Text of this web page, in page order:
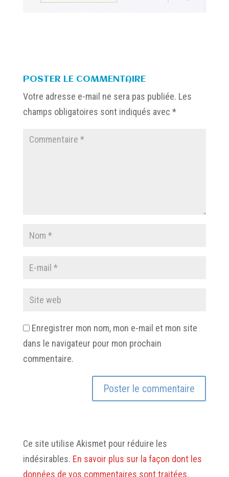
POSTER LE COMMENTAIRE
Votre adresse e-mail ne sera pas publiée. Les
champs obligatoires sont indiqués avec *
Enregistrer mon nom, mon e-mail et mon site
dans le navigateur pour mon prochain
commentaire.
Ce site utilise Akismet pour réduire les
indésirables. En savoir plus sur la façon dont les
données de vos commentaires sont traitées.